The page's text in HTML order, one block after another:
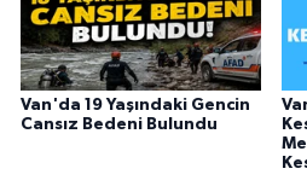
Van'da 19 Yaşındaki Gencin
Cansız Bedeni Bulundu